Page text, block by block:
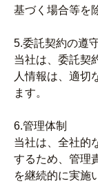
基づく場合等を
5.委託契約の遵
当社は、委託契
人情報は、適切
ます。
6.管理体制
当社は、全社的
するため、管理
を継続的に実施